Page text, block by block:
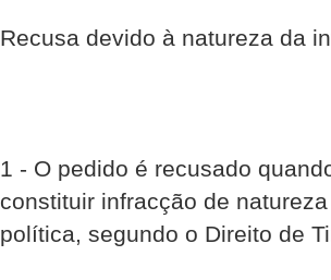
Recusa devido à natureza da
1 - O pedido é recusado
constituir infracção de
política, segundo o Direito de